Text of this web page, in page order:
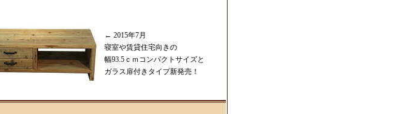
← 2015年7月
寝室や賃貸住宅向きの
幅93.5ｃｍコンパクトサイズと
ガラス扉付きタイプ新発売！